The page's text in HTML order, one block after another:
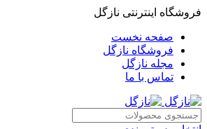
فروشگاه اینترنتی نازگل
صفحه نخست
فروشگاه نازگل
مجله نازگل
تماس با ما